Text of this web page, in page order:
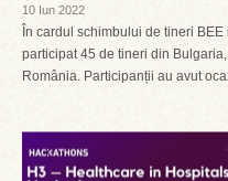
10 Iun 2022
În cardul schimbului de tineri
participat 45 de tineri din
România. Participanții au avut